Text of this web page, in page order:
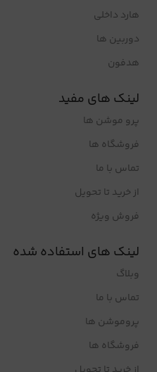
هارد داخلی
دوربین ها
هدفون
لینک های مفید
پرو موشن ها
فروشگاه ها
تماس با ما
از خرید تا تحویل
فروش ویژه
لینک های استفاده شده
وبلاگ
تماس با ما
پروموشن ها
فروشگاه ها